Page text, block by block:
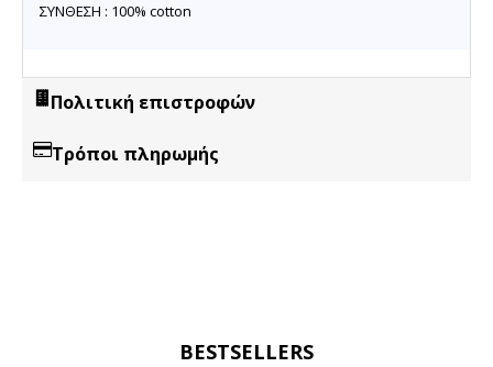
Πολιτική επιστροφών
Τρόποι πληρωμής
ΣΥΝΘΕΣΗ : 100% cotton
BESTSELLERS